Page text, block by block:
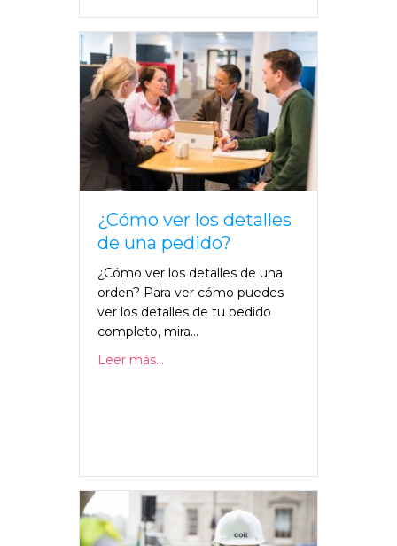
¿Cómo ver los detalles
de una pedido?
¿Cómo ver los detalles de una
orden? Para ver cómo puedes
ver los detalles de tu pedido
completo, mira...
Leer más...